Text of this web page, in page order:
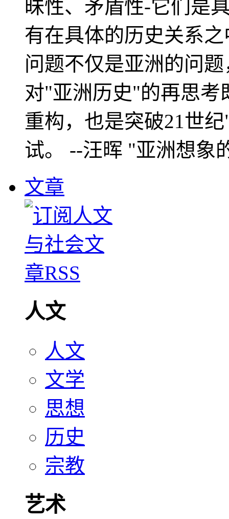
昧性、矛盾性-它们是
有在具体的历史关系
问题不仅是亚洲的问
对"亚洲历史"的再思考
重构，也是突破21世
试。 --汪晖 "亚洲想象
文章
人文
人文
文学
思想
历史
宗教
艺术